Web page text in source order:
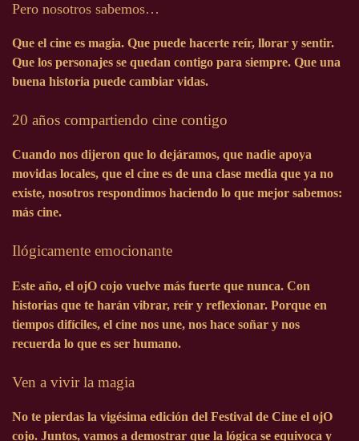
Pero nosotros sabemos…
Que el cine es magia. Que puede hacerte reír, llorar y sentir.
Que los personajes se quedan contigo para siempre. Que una
buena historia puede cambiar vidas.
20 años compartiendo cine contigo
Cuando nos dijeron que lo dejáramos, que nadie apoya
movidas locales, que el cine es de una clase media que ya no
existe, nosotros respondimos haciendo lo que mejor sabemos:
más cine.
Ilógicamente emocionante
Este año, el ojO cojo vuelve más fuerte que nunca. Con
historias que te harán vibrar, reír y reflexionar. Porque en
tiempos difíciles, el cine nos une, nos hace soñar y nos
recuerda lo que es ser humano.
Ven a vivir la magia
No te pierdas la vigésima edición del Festival de Cine el ojO
cojo. Juntos, vamos a demostrar que la lógica se equivoca y